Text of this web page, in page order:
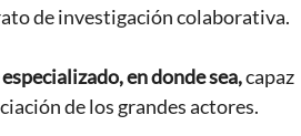
de investigación colaborativa.
en donde sea, capaz
de los grandes actores.